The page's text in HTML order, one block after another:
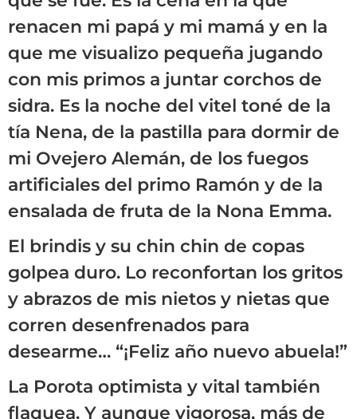
renacen mi papá y mi mamá y en la
que me visualizo pequeña jugando
con mis primos a juntar corchos de
sidra. Es la noche del vitel toné de la
tía Nena, de la pastilla para dormir de
mi Ovejero Alemán, de los fuegos
artificiales del primo Ramón y de la
ensalada de fruta de la Nona Emma.
El brindis y su chin chin de copas
golpea duro. Lo reconfortan los gritos
y abrazos de mis nietos y nietas que
corren desenfrenados para
desearme… “¡Feliz año nuevo abuela!”
La Porota optimista y vital también
flaquea. Y aunque vigorosa, más de